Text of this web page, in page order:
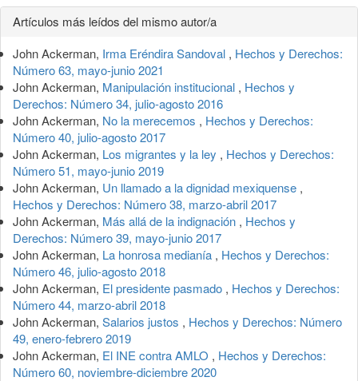
Detalles
del
artículo
Artículos más leídos del mismo autor/a
John Ackerman, Irma Eréndira Sandoval , Hechos y Derechos:
Número 63, mayo-junio 2021
John Ackerman, Manipulación institucional , Hechos y
Derechos: Número 34, julio-agosto 2016
John Ackerman, No la merecemos , Hechos y Derechos:
Número 40, julio-agosto 2017
John Ackerman, Los migrantes y la ley , Hechos y Derechos:
Número 51, mayo-junio 2019
John Ackerman, Un llamado a la dignidad mexiquense ,
Hechos y Derechos: Número 38, marzo-abril 2017
John Ackerman, Más allá de la indignación , Hechos y
Derechos: Número 39, mayo-junio 2017
John Ackerman, La honrosa medianía , Hechos y Derechos:
Número 46, julio-agosto 2018
John Ackerman, El presidente pasmado , Hechos y Derechos:
Número 44, marzo-abril 2018
John Ackerman, Salarios justos , Hechos y Derechos: Número
49, enero-febrero 2019
John Ackerman, El INE contra AMLO , Hechos y Derechos:
Número 60, noviembre-diciembre 2020